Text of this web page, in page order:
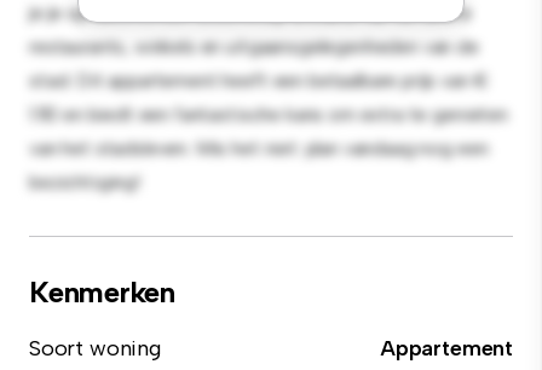
je je op slechts een steenworp afstand van de beste
restaurants, winkels en uitgaansgelegenheden van de
stad. Dit appartement heeft een betaalbare prijs van €
1.110 en biedt een fantastische kans om extra te genieten
van het stadsleven. Mis het niet: plan vandaag nog een
bezichtiging!
Kenmerken
Soort woning
Appartement